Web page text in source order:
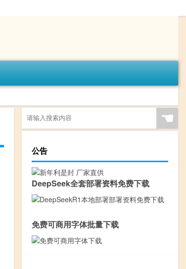
☚
公告
DeepSeek全套部署资料免费下载
免费可商用字体批量下载